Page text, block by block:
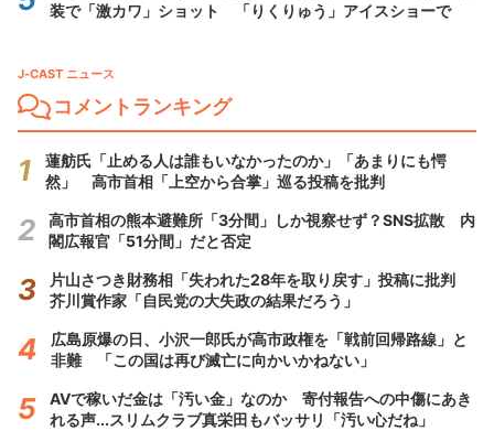
装で「激カワ」ショット 「りくりゅう」アイスショーで
J-CAST ニュース
コメントランキング
蓮舫氏「止める人は誰もいなかったのか」「あまりにも愕
然」 高市首相「上空から合掌」巡る投稿を批判
高市首相の熊本避難所「3分間」しか視察せず？SNS拡散 内
閣広報官「51分間」だと否定
片山さつき財務相「失われた28年を取り戻す」投稿に批判
芥川賞作家「自民党の大失政の結果だろう」
広島原爆の日、小沢一郎氏が高市政権を「戦前回帰路線」と
非難 「この国は再び滅亡に向かいかねない」
AVで稼いだ金は「汚い金」なのか 寄付報告への中傷にあき
れる声...スリムクラブ真栄田もバッサリ「汚い心だね」